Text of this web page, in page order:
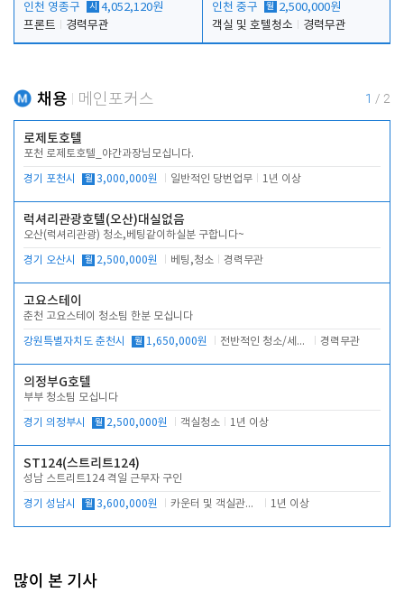
인천 영종구 시 4,052,120원
프론트
경력무관
인천 중구 월 2,500,000원
객실 및 호텔청소
경력무관
채용 메인포커스 1 / 2
로제토호텔
포천 로제토호텔_야간과장님모십니다.
경기 포천시 월 3,000,000원 일반적인 당번업무 1년 이상
럭셔리관광호텔(오산)대실없음
오산(럭셔리관광) 청소,베팅같이하실분 구합니다~
경기 오산시 월 2,500,000원 베팅,청소 경력무관
고요스테이
춘천 고요스테이 청소팀 한분 모십니다
강원특별자치도 춘천시 월 1,650,000원 전반적인 청소/세탁업무 경력무관
의정부G호텔
부부 청소팀 모십니다
경기 의정부시 월 2,500,000원 객실청소 1년 이상
ST124(스트리트124)
성남 스트리트124 격일 근무자 구인
경기 성남시 월 3,600,000원 카운터 및 객실관리 전반 1년 이상
많이 본 기사